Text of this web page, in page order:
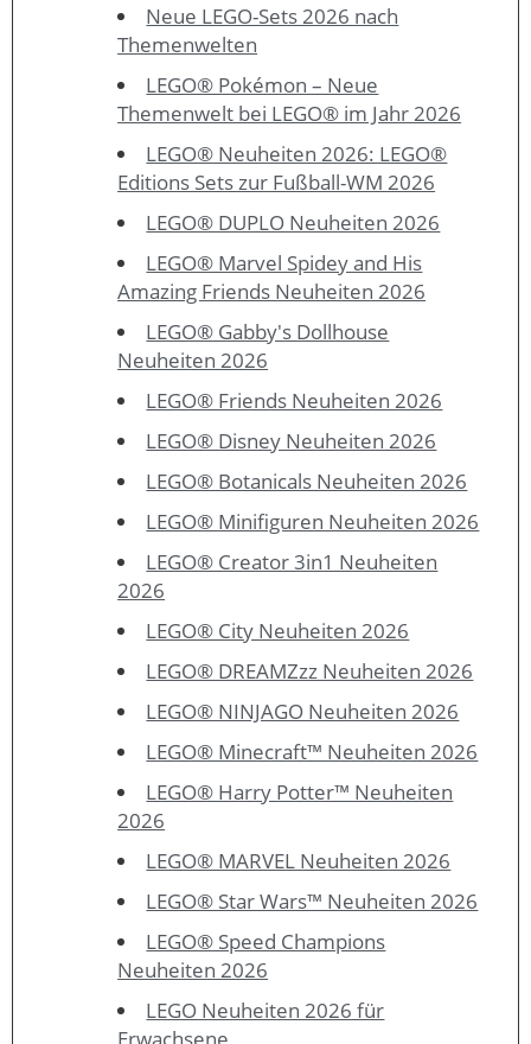
Neue LEGO-Sets 2026 nach
Themenwelten
LEGO® Pokémon – Neue
Themenwelt bei LEGO® im Jahr 2026
LEGO® Neuheiten 2026: LEGO®
Editions Sets zur Fußball-WM 2026
LEGO® DUPLO Neuheiten 2026
LEGO® Marvel Spidey and His
Amazing Friends Neuheiten 2026
LEGO® Gabby's Dollhouse
Neuheiten 2026
LEGO® Friends Neuheiten 2026
LEGO® Disney Neuheiten 2026
LEGO® Botanicals Neuheiten 2026
LEGO® Minifiguren Neuheiten 2026
LEGO® Creator 3in1 Neuheiten
2026
LEGO® City Neuheiten 2026
LEGO® DREAMZzz Neuheiten 2026
LEGO® NINJAGO Neuheiten 2026
LEGO® Minecraft™ Neuheiten 2026
LEGO® Harry Potter™ Neuheiten
2026
LEGO® MARVEL Neuheiten 2026
LEGO® Star Wars™ Neuheiten 2026
LEGO® Speed Champions
Neuheiten 2026
LEGO Neuheiten 2026 für